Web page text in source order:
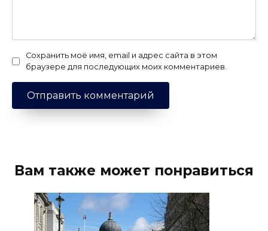
Сохранить моё имя, email и адрес сайта в этом
браузере для последующих моих комментариев.
Вам также может понравиться